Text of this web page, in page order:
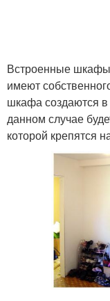
Встроенные шкафы
имеют
шкафа создаются
данном случае
которой крепятся